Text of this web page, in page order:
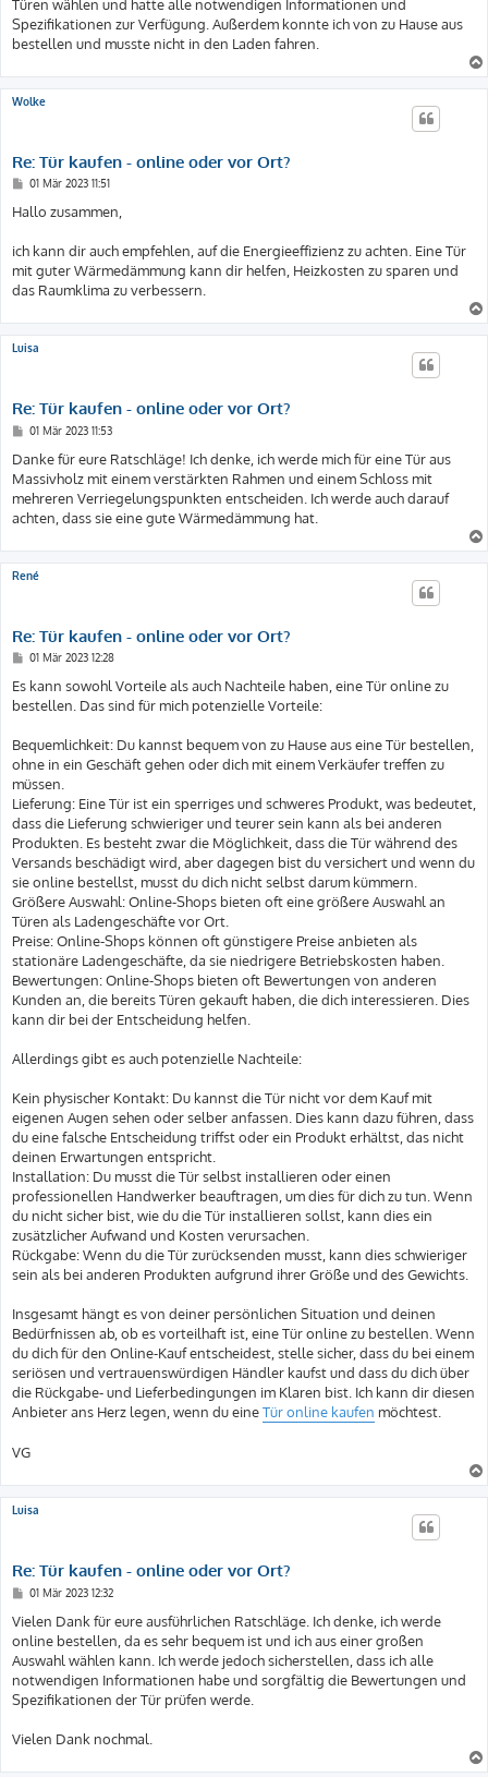
g
Türen wählen und hatte alle notwendigen Informationen und
Spezifikationen zur Verfügung. Außerdem konnte ich von zu Hause aus
bestellen und musste nicht in den Laden fahren.
Wolke
Re: Tür kaufen - online oder vor Ort?
B
i
t
a
g
01 Mär 2023 11:51
Hallo zusammen,
ich kann dir auch empfehlen, auf die Energieeffizienz zu achten. Eine Tür
mit guter Wärmedämmung kann dir helfen, Heizkosten zu sparen und
das Raumklima zu verbessern.
Luisa
Re: Tür kaufen - online oder vor Ort?
B
i
t
r
a
g
01 Mär 2023 11:53
Danke für eure Ratschläge! Ich denke, ich werde mich für eine Tür aus
Massivholz mit einem verstärkten Rahmen und einem Schloss mit
mehreren Verriegelungspunkten entscheiden. Ich werde auch darauf
achten, dass sie eine gute Wärmedämmung hat.
René
Re: Tür kaufen - online oder vor Ort?
B
i
t
r
01 Mär 2023 12:28
Es kann sowohl Vorteile als auch Nachteile haben, eine Tür online zu
bestellen. Das sind für mich potenzielle Vorteile:
Bequemlichkeit: Du kannst bequem von zu Hause aus eine Tür bestellen,
ohne in ein Geschäft gehen oder dich mit einem Verkäufer treffen zu
müssen.
Lieferung: Eine Tür ist ein sperriges und schweres Produkt, was bedeutet,
dass die Lieferung schwieriger und teurer sein kann als bei anderen
Produkten. Es besteht zwar die Möglichkeit, dass die Tür während des
Versands beschädigt wird, aber dagegen bist du versichert und wenn du
sie online bestellst, musst du dich nicht selbst darum kümmern.
Größere Auswahl: Online-Shops bieten oft eine größere Auswahl an
Türen als Ladengeschäfte vor Ort.
Preise: Online-Shops können oft günstigere Preise anbieten als
stationäre Ladengeschäfte, da sie niedrigere Betriebskosten haben.
Bewertungen: Online-Shops bieten oft Bewertungen von anderen
Kunden an, die bereits Türen gekauft haben, die dich interessieren. Dies
kann dir bei der Entscheidung helfen.
Allerdings gibt es auch potenzielle Nachteile:
Kein physischer Kontakt: Du kannst die Tür nicht vor dem Kauf mit
eigenen Augen sehen oder selber anfassen. Dies kann dazu führen, dass
du eine falsche Entscheidung triffst oder ein Produkt erhältst, das nicht
deinen Erwartungen entspricht.
Installation: Du musst die Tür selbst installieren oder einen
professionellen Handwerker beauftragen, um dies für dich zu tun. Wenn
du nicht sicher bist, wie du die Tür installieren sollst, kann dies ein
zusätzlicher Aufwand und Kosten verursachen.
Rückgabe: Wenn du die Tür zurücksenden musst, kann dies schwieriger
sein als bei anderen Produkten aufgrund ihrer Größe und des Gewichts.
Insgesamt hängt es von deiner persönlichen Situation und deinen
Bedürfnissen ab, ob es vorteilhaft ist, eine Tür online zu bestellen. Wenn
du dich für den Online-Kauf entscheidest, stelle sicher, dass du bei einem
seriösen und vertrauenswürdigen Händler kaufst und dass du dich über
die Rückgabe- und Lieferbedingungen im Klaren bist. Ich kann dir diesen
Anbieter ans Herz legen, wenn du eineTür online kaufen möchtest.
VG
Luisa
Re: Tür kaufen - online oder vor Ort?
B
i
t
r
a
g
01 Mär 2023 12:32
Vielen Dank für eure ausführlichen Ratschläge. Ich denke, ich werde
online bestellen, da es sehr bequem ist und ich aus einer großen
Auswahl wählen kann. Ich werde jedoch sicherstellen, dass ich alle
notwendigen Informationen habe und sorgfältig die Bewertungen und
Spezifikationen der Tür prüfen werde.
Vielen Dank nochmal.